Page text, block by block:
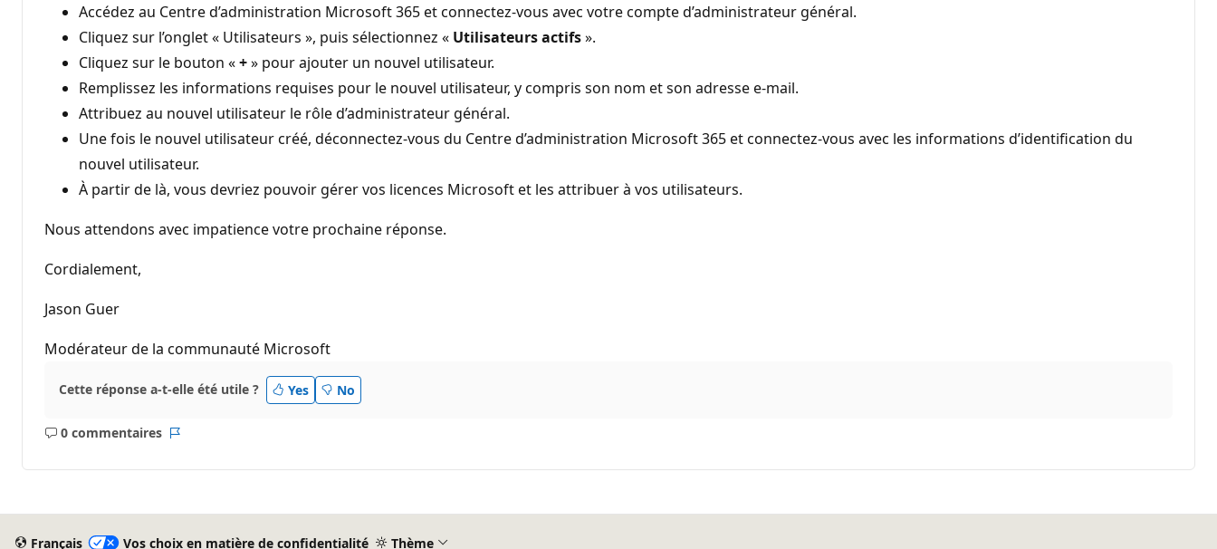
Accédez au Centre d’administration Microsoft 365 et connectez-vous avec votre compte d’administrateur général.
Cliquez sur l’onglet « Utilisateurs », puis sélectionnez « Utilisateurs actifs».
Cliquez sur le bouton «+» pour ajouter un nouvel utilisateur.
Remplissez les informations requises pour le nouvel utilisateur, y compris son nom et son adresse e-mail.
Attribuez au nouvel utilisateur le rôle d’administrateur général.
Une fois le nouvel utilisateur créé, déconnectez-vous du Centre d’administration Microsoft 365 et connectez-vous avec les informations d’identification du
nouvel utilisateur.
À partir de là, vous devriez pouvoir gérer vos licences Microsoft et les attribuer à vos utilisateurs.
Nous attendons avec impatience votre prochaine réponse.
Cordialement,
Jason Guer
Modérateur de la communauté Microsoft
Cette réponse a-t-elle été utile ? Yes No
0 commentaires
Aucun
Français Vos choix en matière de confidentialité Thème